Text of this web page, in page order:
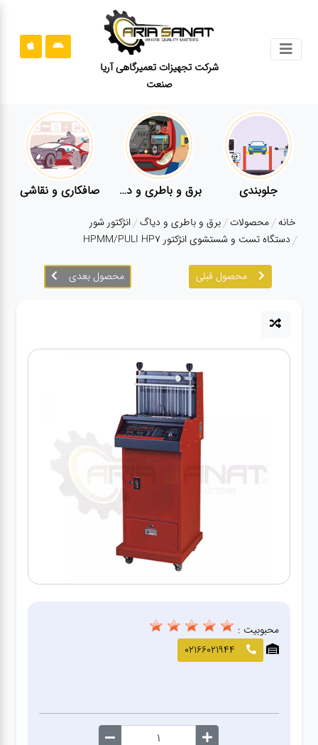
شرکت تجهیزات تعمیرگاهی آریا
صنعت
قوانین
سایت
ارتباط
درباره
ما
آپاراتی
دیاگ
صافکاری
و نقاشی
کارواش
جلوبندی برق و باطری و دیاگ صافکاری و نقاشی
خانه محصولات برق و باطری و دیاگ انژکتور شور
دستگاه تست و شستشوی انژکتور HPMM/PULI HP7
محصول قبلی محصول بعدی
محبوبیت :
02166021944